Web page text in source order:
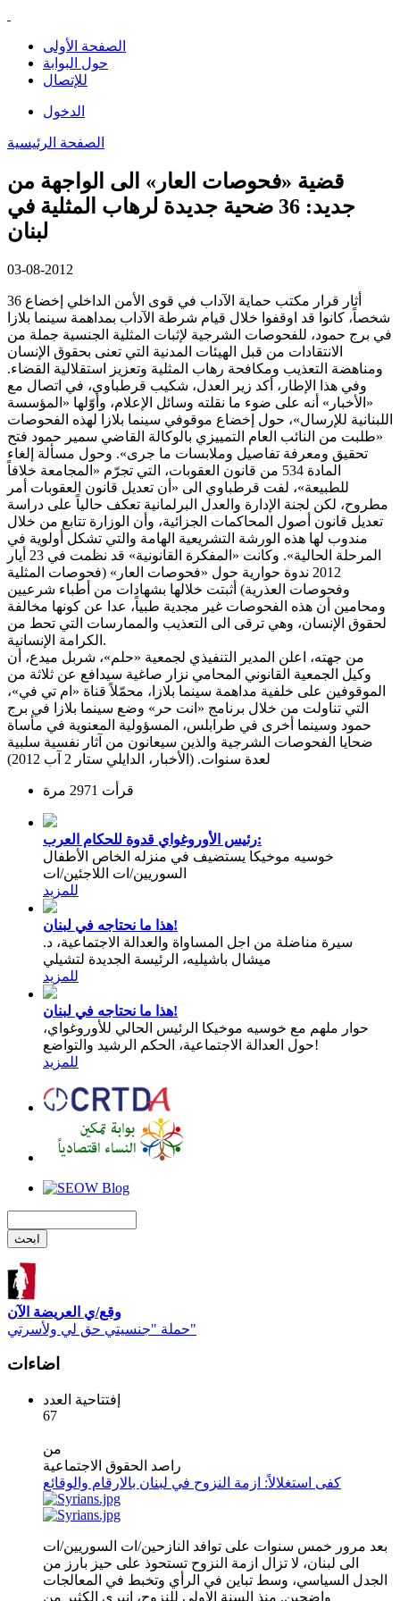
الصفحة الأولى
حول البوابة
للإتصال
الدخول
الصفحة الرئيسية
قضية «فحوصات العار» الى الواجهة من
جديد: 36 ضحية جديدة لرهاب المثلية في
لبنان
03-08-2012
أثار قرار مكتب حماية الآداب في قوى الأمن الداخلي إخضاع 36
شخصاً، كانوا قد اوقفوا خلال قيام شرطة الآداب بمداهمة سينما بلازا
في برج حمود، للفحوصات الشرجية لإثبات المثلية الجنسية جملة من
الانتقادات من قبل الهيئات المدنية التي تعنى بحقوق الإنسان
ومناهضة التعذيب ومكافحة رهاب المثلية وتعزيز استقلالية القضاء.
وفي هذا الإطار، أكد زير العدل، شكيب قرطباوي، في اتصال مع
«الأخبار» أنه على ضوء ما نقلته وسائل الإعلام، وأوّلها «المؤسسة
اللبنانية للإرسال»، حول إخضاع موقوفي سينما بلازا لهذه الفحوصات
«طلبت من النائب العام التمييزي بالوكالة القاضي سمير حمود فتح
تحقيق ومعرفة تفاصيل وملابسات ما جرى». وحول مسألة إلغاء
المادة 534 من قانون العقوبات، التي تجرّم «المجامعة خلافاً
للطبيعة»، لفت قرطباوي الى «أن تعديل قانون العقوبات أمر
مطروح، لكن لجنة الإدارة والعدل البرلمانية تعكف حالياً على دراسة
تعديل قانون أصول المحاكمات الجزائية، وأن الوزارة تتابع من خلال
مندوب لها هذه الورشة التشريعية الهامة والتي تشكل أولوية في
المرحلة الحالية». وكانت «المفكرة القانونية» قد نظمت في 23 أيار
2012 ندوة حوارية حول «فحوصات العار» (فحوصات المثلية
وفحوصات العذرية) أثبتت خلالها بشهادات من أطباء شرعيين
ومحامين أن هذه الفحوصات غير مجدية طبياً، عدا عن كونها مخالفة
لحقوق الإنسان، وهي ترقى الى التعذيب والممارسات التي تحط من
الكرامة الإنسانية.
من جهته، اعلن المدير التنفيذي لجمعية «حلم»، شربل ميدع، أن
وكيل الجمعية القانوني المحامي نزار صاغية سيدافع عن ثلاثة من
الموقوفين على خلفية مداهمة سينما بلازا، محمّلاً قناة «ام تي في»،
التي تناولت من خلال برنامج «انت حر» وضع سينما بلازا في برج
حمود وسينما أخرى في طرابلس، المسؤولية المعنوية في مأساة
ضحايا الفحوصات الشرجية والذين سيعانون من آثار نفسية سلبية
لعدة سنوات. (الأخبار، الدايلي ستار 2 آب 2012)
قرأت 2971 مرة
رئيس الأوروغواي قدوة للحكام العرب:
خوسيه موخيكا يستضيف في منزله الخاص الأطفال
السوريين/ات اللاجئين/ات
للمزيد
هذا ما نحتاجه في لبنان!
سيرة مناضلة من اجل المساواة والعدالة الاجتماعية، د.
ميشال باشيليه، الرئيسة الجديدة لتشيلي
للمزيد
هذا ما نحتاجه في لبنان!
حوار ملهم مع خوسيه موخيكا الرئيس الحالي للأوروغواي،
حول العدالة الاجتماعية، الحكم الرشيد والتواضع!
للمزيد
وقع/ي العريضة الآن
حملة "جنسيتي حق لي ولأسرتي"
اضاءات
إفتتاحية العدد
67
من
راصد الحقوق الاجتماعية
كفى استغلالاً: ازمة النزوح في لبنان بالارقام والوقائع
بعد مرور خمس سنوات على توافد النازحين/ات السوريين/ات
الى لبنان، لا تزال ازمة النزوح تستحوذ على حيز بارز من
الجدل السياسي، وسط تباين في الرأي وتخبط في المعالجات
واضحين. منذ السنة الاولى للنزوح، انبرى الكثير من